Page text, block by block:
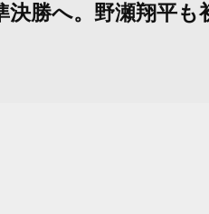
勝へ。野瀬翔平も